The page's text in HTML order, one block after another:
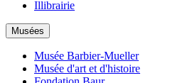
Illibrairie
Musées
Musée Barbier-Mueller
Musée d'art et d'histoire